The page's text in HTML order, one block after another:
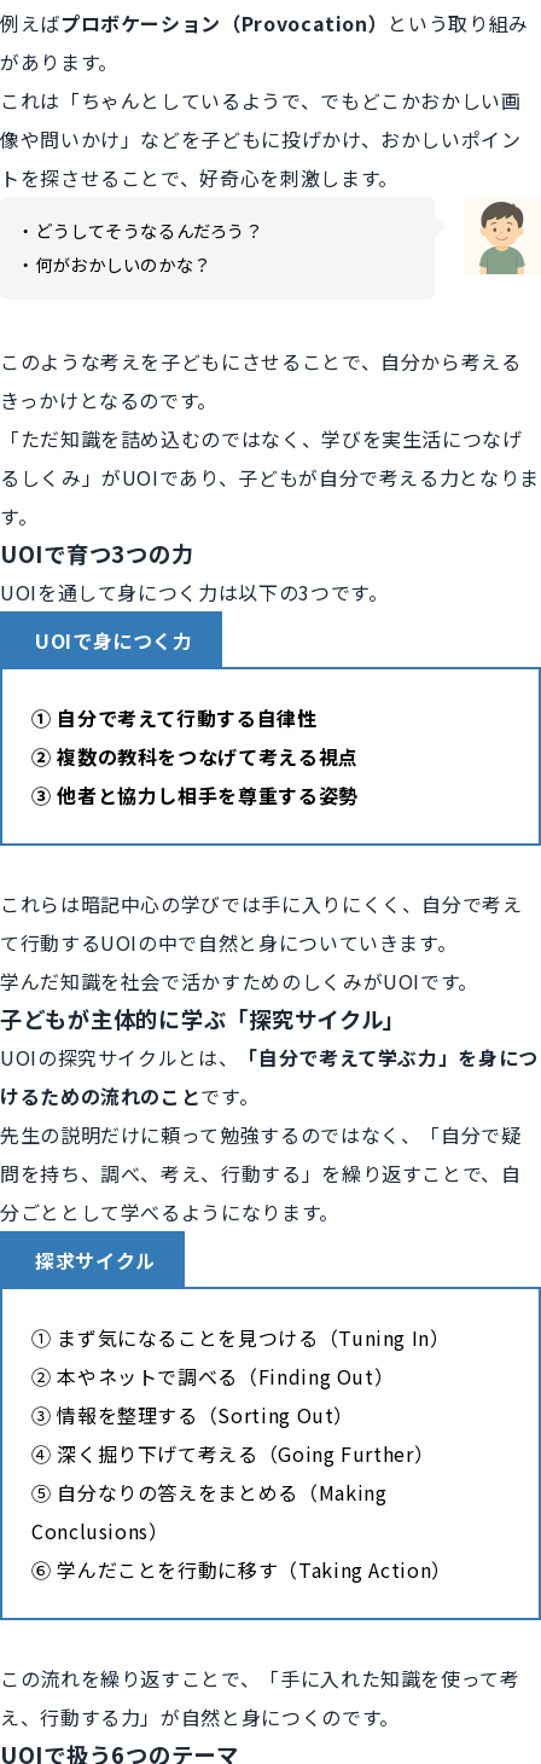
例えばプロボケーション（Provocation） という取り組み
があります。
これは「ちゃんとしているようで、でもどこかおかしい画
像や問いかけ」などを子どもに投げかけ、おかしいポイン
トを探させることで、好奇心を刺激します。
・どうしてそうなるんだろう？
・何がおかしいのかな？
このような考えを子どもにさせることで、自分から考える
きっかけとなるのです。
「ただ知識を詰め込むのではなく、学びを実生活につなげ
るしくみ」がUOIであり、子どもが自分で考える力となりま
す。
UOIで育つ3つの力
UOIを通して身につく力は以下の3つです。
UOIで身につく力
① 自分で考えて行動する自律性
② 複数の教科をつなげて考える視点
③ 他者と協力し相手を尊重する姿勢
これらは暗記中心の学びでは手に入りにくく、自分で考え
て行動するUOIの中で自然と身についていきます。
学んだ知識を社会で活かすためのしくみがUOIです。
子どもが主体的に学ぶ「探究サイクル」
UOIの探究サイクルとは、
「自分で考えて学ぶ力」を身につ
けるための流れのことです。
先生の説明だけに頼って勉強するのではなく、「自分で疑
問を持ち、調べ、考え、行動する」を繰り返すことで、自
分ごととして学べるようになります。
探求サイクル
① まず気になることを見つける（Tuning In）
② 本やネットで調べる（Finding Out）
③ 情報を整理する（Sorting Out）
④ 深く掘り下げて考える（Going Further）
⑤ 自分なりの答えをまとめる（Making
Conclusions）
⑥ 学んだことを行動に移す（Taking Action）
この流れを繰り返すことで、「手に入れた知識を使って考
え、行動する力」が自然と身につくのです。
UOIで扱う6つのテーマ